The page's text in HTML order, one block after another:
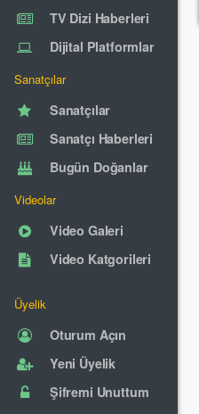
TV Dizi Haberleri
Dijital Platformlar
Sanatçılar
Sanatçılar
Sanatçı Haberleri
Bugün Doğanlar
Videolar
Video Galeri
Video Katgorileri
Üyelik
Oturum Açın
Yeni Üyelik
Şifremi Unuttum